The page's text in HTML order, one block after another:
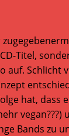
Titel,
Schlicht
hat,
Bands zu